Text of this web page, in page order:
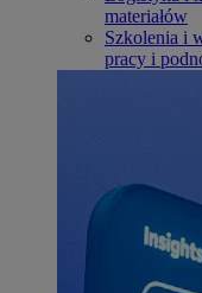
materiałów
Szkolenia i
pracy i